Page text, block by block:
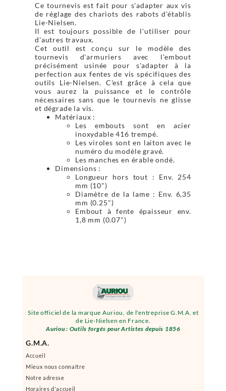
Site officiel de la marque Auriou, de l'entreprise G.M.A. et
de Lie-Nielsen en France.
Auriou : Outils forgés pour Artistes depuis 1856
G.M.A.
Accueil
Mieux nous connaître
Notre adresse
Horaires d'accueil
Ce tournevis est fait pour s'adapter aux vis
de réglage des chariots des rabots d'établis
Lie-Nielsen.
Il est toujours possible de l'utiliser pour
d'autres travaux.
Cet outil est conçu sur le modèle des
tournevis d'armuriers avec l'embout
précisément usinée pour s'adapter à la
perfection aux fentes de vis spécifiques des
outils Lie-Nielsen. C'est grâce à cela que
vous aurez la puissance et le contrôle
nécessaires sans que le tournevis ne glisse
et dégrade la vis.
Matériaux :
Les embouts sont en acier
inoxydable 416 trempé.
Les viroles sont en laiton avec le
numéro du modèle gravé.
Les manches en érable ondé.
Dimensions :
Longueur hors tout : Env. 254
mm (10")
Diamètre de la lame : Env. 6,35
mm (0.25")
Embout à fente épaisseur env.
1,8 mm (0.07")